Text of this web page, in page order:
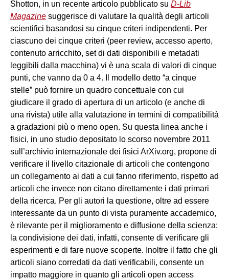
Shotton, in un recente articolo pubblicato su D-Lib
Magazine suggerisce di valutare la qualità degli articoli
scientifici basandosi su cinque criteri indipendenti. Per
ciascuno dei cinque criteri (peer review, accesso aperto,
contenuto arricchito, set di dati disponibili e metadati
leggibili dalla macchina) vi è una scala di valori di cinque
punti, che vanno da 0 a 4. Il modello detto “a cinque
stelle” può fornire un quadro concettuale con cui
giudicare il grado di apertura di un articolo (e anche di
una rivista) utile alla valutazione in termini di compatibilità
a gradazioni più o meno open. Su questa linea anche i
fisici, in uno studio depositato lo scorso novembre 2011
sull’archivio internazionale dei fisici ArXiv.org, propone di
verificare il livello citazionale di articoli che contengono
un collegamento ai dati a cui fanno riferimento, rispetto ad
articoli che invece non citano direttamente i dati primari
della ricerca. Per gli autori la questione, oltre ad essere
interessante da un punto di vista puramente accademico,
è rilevante per il miglioramento e diffusione della scienza:
la condivisione dei dati, infatti, consente di verificare gli
esperimenti e di fare nuove scoperte. Inoltre il fatto che gli
articoli siano corredati da dati verificabili, consente un
impatto maggiore in quanto gli articoli open access